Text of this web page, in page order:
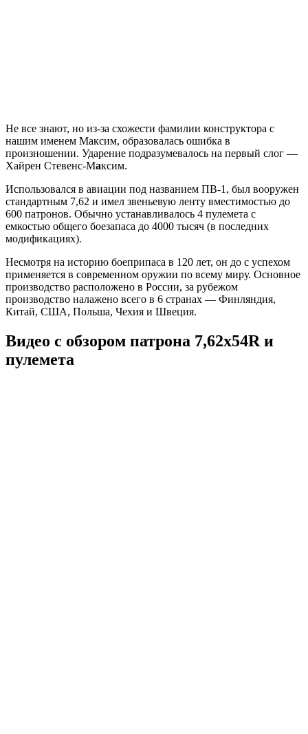
Не все знают, но из-за схожести фамилии конструктора с
нашим именем Максим, образовалась ошибка в
произношении. Ударение подразумевалось на первый слог —
Хайрен Стевенс-Максим.
Использовался в авиации под названием ПВ-1, был вооружен
стандартным 7,62 и имел звеньевую ленту вместимостью до
600 патронов. Обычно устанавливалось 4 пулемета с
емкостью общего боезапаса до 4000 тысяч (в последних
модификациях).
Несмотря на историю боеприпаса в 120 лет, он до с успехом
применяется в современном оружии по всему миру. Основное
производство расположено в России, за рубежом
производство налажено всего в 6 странах — Финляндия,
Китай, США, Польша, Чехия и Швеция.
Видео с обзором патрона 7,62х54R и
пулемета